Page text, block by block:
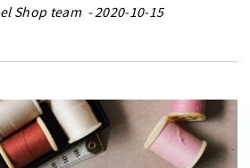
Shop team - 2020-10-15